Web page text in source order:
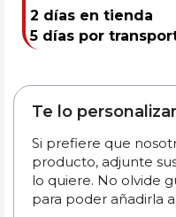
2 días en tienda
5 días por
Te lo
Si prefiere que
producto, adjunte
lo quiere. No olvide
para poder añadirla